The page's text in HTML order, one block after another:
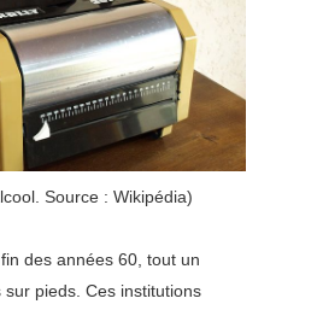
Source : Wikipédia)
des années 60, tout un
pieds. Ces institutions